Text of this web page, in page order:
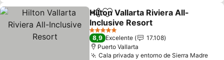
CompartirAgregar a favoritos
Hilton Vallarta Riviera All-
Inclusive Resort
5 Estrellas
8,9 Excelente
17.108
Puerto Vallarta
Cala privada y entorno de Sierra Madre